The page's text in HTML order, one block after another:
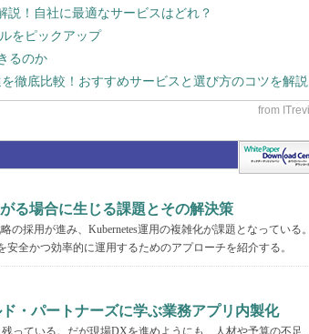
説！自社に最適なサービスはどれ？
をピックアップ
るのか
徹底比較！おすすめサービスと選び方のコツを解説
る場合に生じる課題とその解決策
採用が進み、Kubernetes運用の複雑化が課題となっている。
全かつ効率的に運用するためのアプローチを紹介する。
・パートナーズに学ぶ業務アプリ内製化